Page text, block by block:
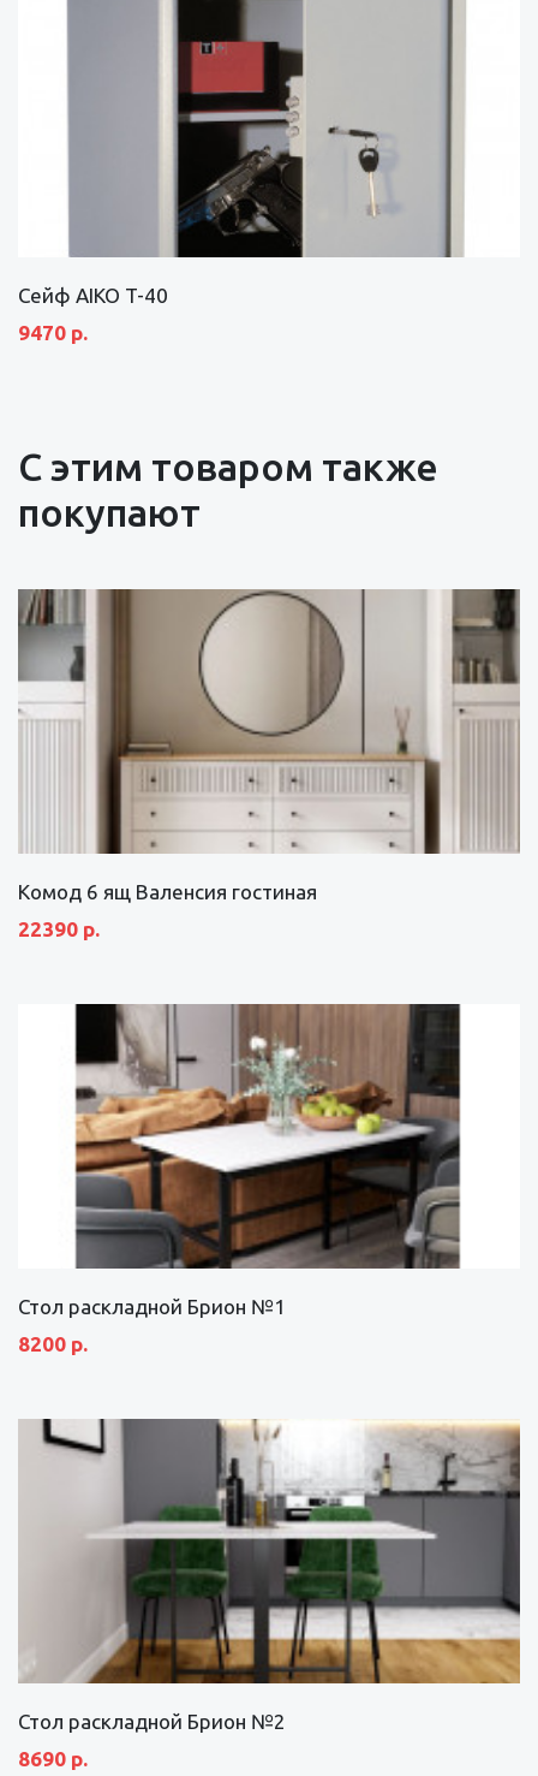
Сейф AIKO T-40
9470 р.
С этим товаром также
покупают
Комод 6 ящ Валенсия гостиная
22390 р.
Стол раскладной Брион №1
8200 р.
Стол раскладной Брион №2
8690 р.